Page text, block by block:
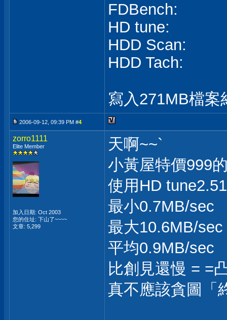
FDBench:
HD tune:
HDD Scan:
HDD Tach:
寫入271MB檔
2006-09-12, 09:39 PM #4
zorro1111
Elite Member
加入日期: Oct 2003
您的住址: 下山了~~~~
文章: 5,299
天啊~~`
小黃屋特價999
使用HD
最小0.7MB/sec
最大10.6MB/sec
平均0.9MB/sec
比創見還慢 = =
真不應該貪圖「